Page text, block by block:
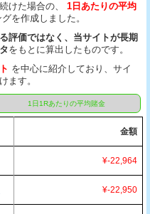
けた場合の、
1日あたりの平均
を作成しました。
評価ではなく、当サイトが長期
をもとに算出したものです。
を中心に紹介しており、サイ
ます。
1日1Rあたりの平均賭金
金額
¥-22,964
¥-22,950